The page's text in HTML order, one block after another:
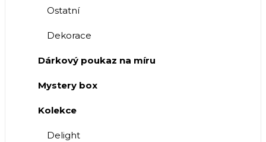
Ostatní
Dekorace
Dárkový poukaz na míru
Mystery box
Kolekce
Delight